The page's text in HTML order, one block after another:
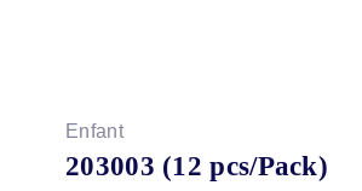
Enfant
203003 (12 pcs/Pack)